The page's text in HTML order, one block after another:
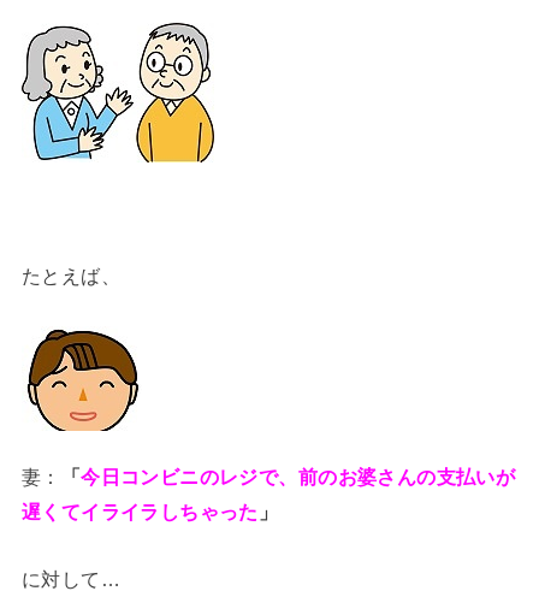
たとえば、
妻： 「今日コンビニのレジで、前のお婆さんの支払いが
遅くてイライラしちゃった 」
に対して…